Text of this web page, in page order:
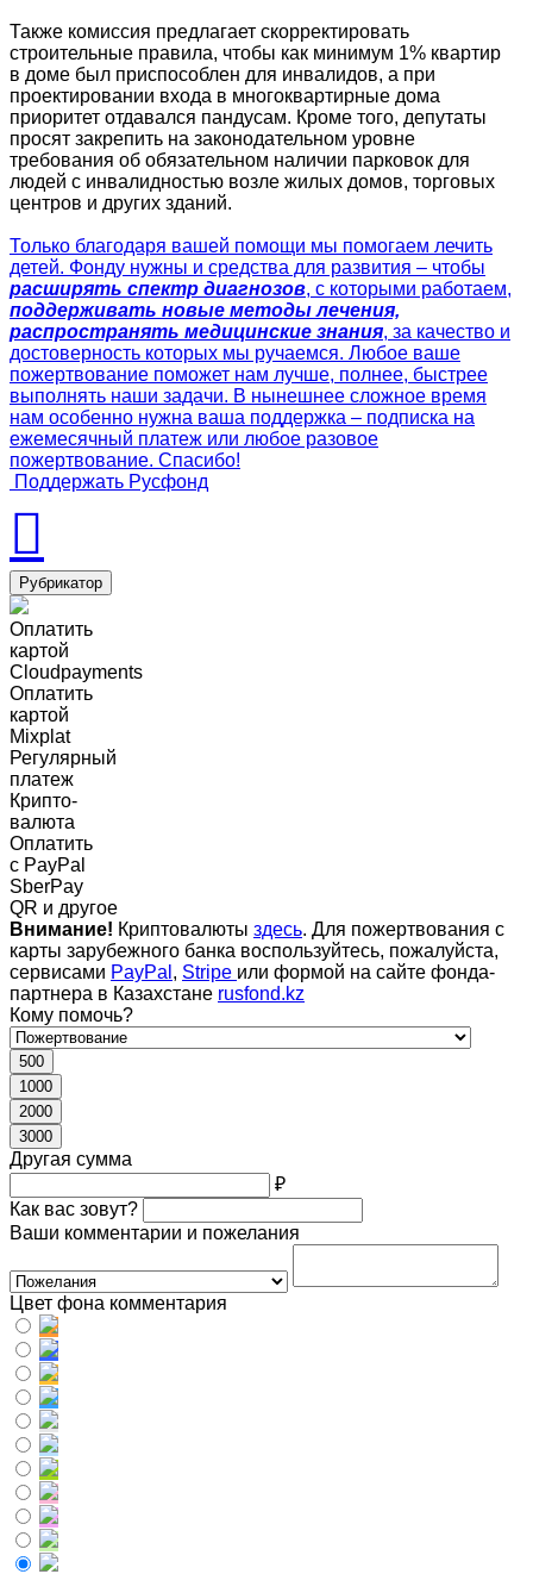
Также комиссия предлагает скорректировать
строительные правила, чтобы как минимум 1% квартир
в доме был приспособлен для инвалидов, а при
проектировании входа в многоквартирные дома
приоритет отдавался пандусам. Кроме того, депутаты
просят закрепить на законодательном уровне
требования об обязательном наличии парковок для
людей с инвалидностью возле жилых домов, торговых
центров и других зданий.
Только благодаря вашей помощи мы помогаем лечить
детей. Фонду нужны и средства для развития – чтобы
расширять спектр диагнозов, с которыми работаем,
поддерживать новые методы лечения,
распространять медицинские знания, за качество и
достоверность которых мы ручаемся. Любое ваше
пожертвование поможет нам лучше, полнее, быстрее
выполнять наши задачи. В нынешнее сложное время
нам особенно нужна ваша поддержка – подписка на
ежемесячный платеж или любое разовое
пожертвование. Спасибо!
Поддержать Русфонд
Рубрикатор
Оплатить
картой
Cloudpayments
Оплатить
картой
Mixplat
Регулярный
платеж
Крипто-
валюта
Оплатить
c PayPal
SberPay
QR и другое
Внимание! Криптовалюты здесь. Для пожертвования с
карты зарубежного банка воспользуйтесь, пожалуйста,
сервисами PayPal , Stripe или формой на сайте фонда-
партнера в Казахстане rusfond.kz
Кому помочь?
500
1000
2000
3000
Другая сумма
₽
Как вас зовут?
Ваши комментарии и пожелания
Цвет фона комментария